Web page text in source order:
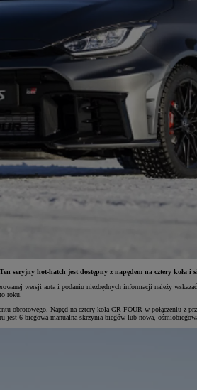
seryjny hot-hatch jest dostępny z napędem na cztery
wersji auta i podaniu niezbędnych informacji należy
roku.
Napęd na cztery koła GR-FOUR w połączeniu z
6-biegowa manualna skrzynia biegów lub nowa,